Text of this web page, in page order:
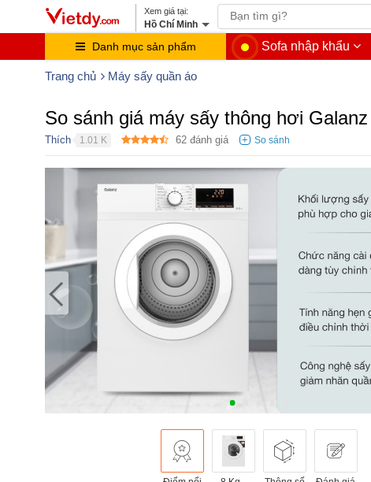
Hồ Chí Minh
Danh mục sản phẩm Sofa nhập khẩu
Trang chủ Máy sấy quần áo
So sánh giá máy sấy thông hơi
Thích 1.01 K 62 đánh giá